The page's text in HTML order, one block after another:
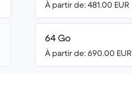
À partir de: 481.00 EUR
64 Go
À partir de: 690.00 EUR